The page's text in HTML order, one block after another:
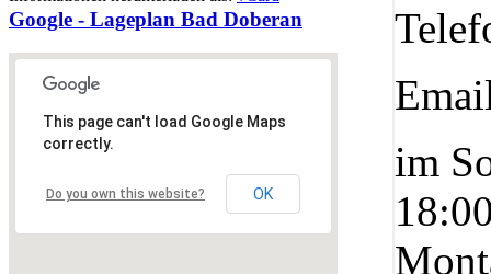
Modernes Kochen mit dem Blick für
Regionalität, Frische und
Wirtschaftlichkeit.
Google - Lageplan Bad Doberan
This page can't load Google Maps
correctly.
Do you own this website? OK
im